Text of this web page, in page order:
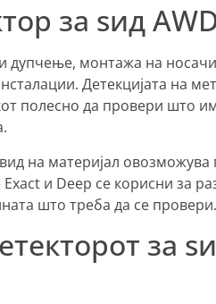
за ѕид
дупчење, монтажа на
Детекцијата на
полесно да провери што
на материјал
и Deep се корисни за
што треба да се провери.
за